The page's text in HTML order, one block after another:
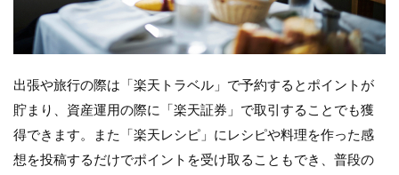
出張や旅行の際は「楽天トラベル」で予約するとポイントが
貯まり、資産運用の際に「楽天証券」で取引することでも獲
得できます。また「楽天レシピ」にレシピや料理を作った感
想を投稿するだけでポイントを受け取ることもでき、普段の